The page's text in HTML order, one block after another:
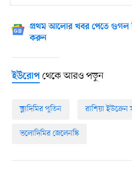
প্রথম আলোর খবর পেতে গুগল
করুন
ইউরোপথেকে আরও পড়ুন
ভ্লাদিমির পুতিন রাশিয়া ইউক্রেন
ভলোদিমির জেলেনস্কি